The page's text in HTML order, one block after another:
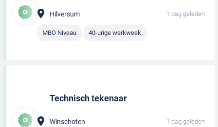
Hilversum 1 dag geleden
MBO Niveau 40-urige werkweek
Technisch tekenaar
Winschoten 1 dag geleden